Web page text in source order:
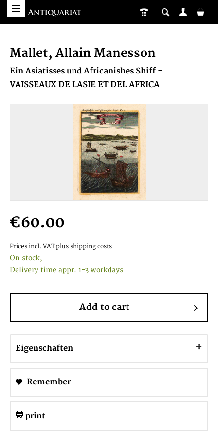
Mallet, Allain Manesson
Ein Asiatisses und Africanishes Shiff -
VAISSEAUX DE LASIE ET DEL AFRICA
€60.00
Prices incl. VAT plus shipping costs
On stock,
Delivery time appr. 1-3 workdays
Add to cart
Eigenschaften
Remember
print